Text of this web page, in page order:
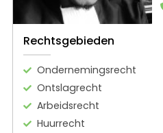
Rechtsgebieden
Ondernemingsrecht
Ontslagrecht
Arbeidsrecht
Huurrecht